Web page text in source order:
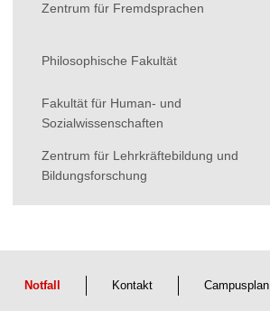
Zentrum für Fremdsprachen
Philosophische Fakultät
Fakultät für Human- und
Sozialwissenschaften
Zentrum für Lehrkräftebildung und
Bildungsforschung
Notfall Kontakt Campusplan